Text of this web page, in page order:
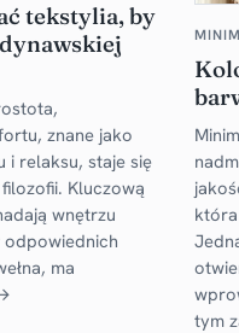
tekstylia, by
znane jako
i relaksu, staje się
Kluczową
wnętrzu
ma
tym